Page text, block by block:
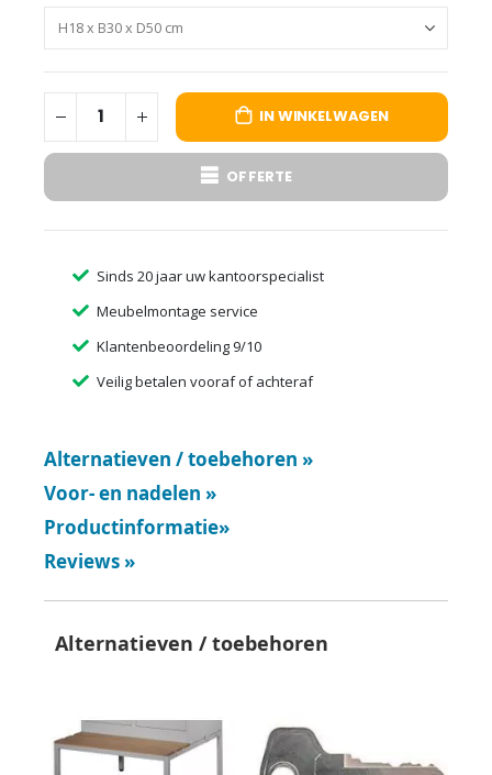
IN WINKELWAGEN
OFFERTE
Sinds 20 jaar uw kantoorspecialist
Meubelmontage service
Klantenbeoordeling 9/10
Veilig betalen vooraf of achteraf
Alternatieven / toebehoren »
Voor- en nadelen »
Productinformatie»
Reviews »
Alternatieven / toebehoren